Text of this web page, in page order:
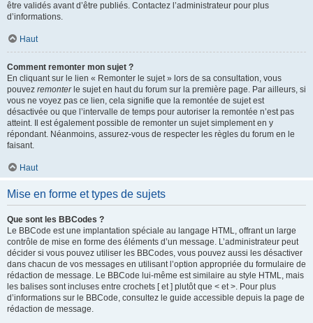
être validés avant d’être publiés. Contactez l’administrateur pour plus
d’informations.
Haut
Comment remonter mon sujet ?
En cliquant sur le lien « Remonter le sujet » lors de sa consultation, vous
pouvez remonterle sujet en haut du forum sur la première page. Par ailleurs, si
vous ne voyez pas ce lien, cela signifie que la remontée de sujet est
désactivée ou que l’intervalle de temps pour autoriser la remontée n’est pas
atteint. Il est également possible de remonter un sujet simplement en y
répondant. Néanmoins, assurez-vous de respecter les règles du forum en le
faisant.
Haut
Mise en forme et types de sujets
Que sont les BBCodes ?
Le BBCode est une implantation spéciale au langage HTML, offrant un large
contrôle de mise en forme des éléments d’un message. L’administrateur peut
décider si vous pouvez utiliser les BBCodes, vous pouvez aussi les désactiver
dans chacun de vos messages en utilisant l’option appropriée du formulaire de
rédaction de message. Le BBCode lui-même est similaire au style HTML, mais
les balises sont incluses entre crochets [ et ] plutôt que < et >. Pour plus
d’informations sur le BBCode, consultez le guide accessible depuis la page de
rédaction de message.